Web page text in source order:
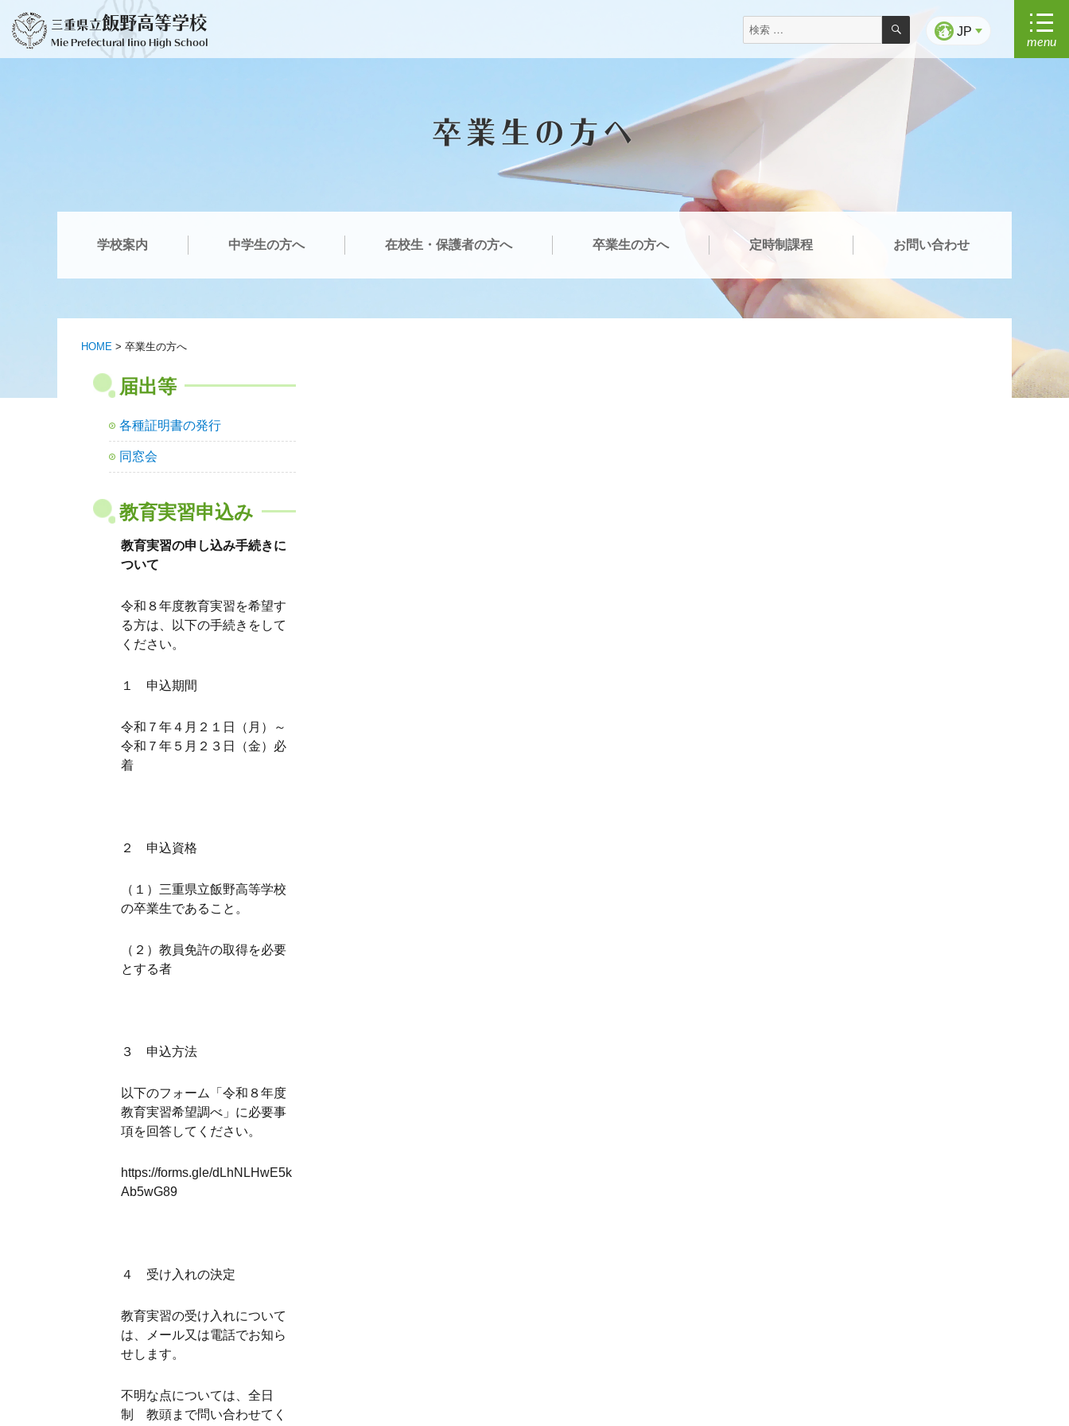
三重県立飯野高等学校
Mie Prefectural Iino High School
検
索
対
象:
検
JP
menu
卒業生の方へ
学校案内 中学生の方へ 在校生・保護者の方へ 卒業生の方へ 定時制課程 お問い合わせ
HOME > 卒業生の方へ
届出等
各種証明書の発行
同窓会
教育実習申込み
教育実習の申し込み手続きに
ついて
令和８年度教育実習を希望す
る方は、以下の手続きをして
ください。
１ 申込期間
令和７年４月２１日（月）～
令和７年５月２３日（金）必
着
２ 申込資格
（１）三重県立飯野高等学校
の卒業生であること。
（２）教員免許の取得を必要
とする者
３ 申込方法
以下のフォーム「令和８年度
教育実習希望調べ」に必要事
項を回答してください。
https://forms.gle/dLhNLHwE5k
Ab5wG89
４ 受け入れの決定
教育実習の受け入れについて
は、メール又は電話でお知ら
せします。
不明な点については、全日
制 教頭まで問い合わせてく